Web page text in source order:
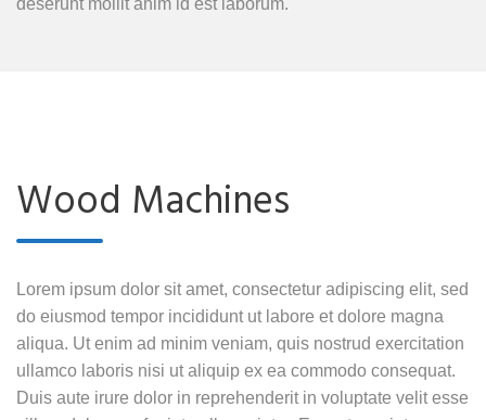
deserunt mollit anim id est laborum.
Wood Machines
Lorem ipsum dolor sit amet, consectetur adipiscing elit, sed
do eiusmod tempor incididunt ut labore et dolore magna
aliqua. Ut enim ad minim veniam, quis nostrud exercitation
ullamco laboris nisi ut aliquip ex ea commodo consequat.
Duis aute irure dolor in reprehenderit in voluptate velit esse